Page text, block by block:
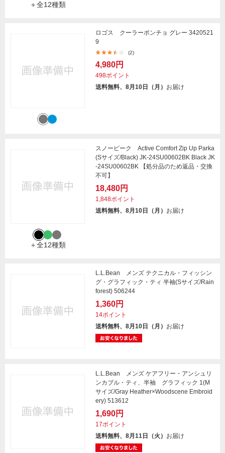
＋全12種類
ロゴス クーラーポンチョ グレー 3420521
9
(2)
4,980円
498ポイント
送料無料、8月10日（月） お届け
＋全12種類
スノーピーク Active Comfort Zip Up Parka
(Sサイズ/Black) JK-24SU00602BK Black JK
-24SU00602BK 【処分品のため返品・交換
不可】
18,480円
1,848ポイント
送料無料、8月10日（月） お届け
L.L.Bean メンズ テクニカル・フィッシン
グ・グラフィック・ティ 半袖(Sサイズ/Rain
forest) 506244
1,360円
14ポイント
送料無料、8月10日（月） お届け
L.L.Bean メンズ ケアフリー・アンシュリ
ンカブル・ティ、半袖 グラフィック 1(M
サイズ/Gray Heather×Woodscene Embroid
ery) 513612
1,690円
17ポイント
送料無料、8月11日（火） お届け